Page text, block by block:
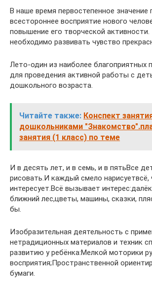
В наше время первостепенное значение
всестороннее восприятие нового
повышение его творческой
необходимо развивать чувство
Лето-один из наиболее благоприятных
для проведения активной работы с
дошкольного возраста.
Читайте также: Конспект
дошкольниками
занятия (1 класс) по теме
И в десять лет, и в семь, и в пятьВсе
рисовать.И каждый смело нарисуетвсё,
интересует.Всё вызывает
ближний лес,цветы, машины, сказки,
бы.
Изобразительная деятельность с
нетрадиционных материалов и техник
развитию у ребёнка:Мелкой моторики
восприятия;Пространственной
бумаги.